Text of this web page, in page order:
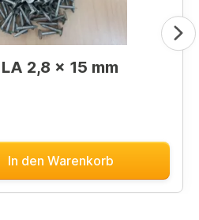
2,8 x 15 mm
In den Warenkorb